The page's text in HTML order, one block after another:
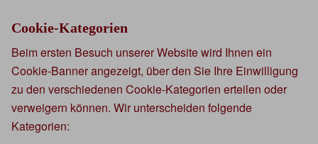
Cookie-Kategorien
Beim ersten Besuch unserer Website wird Ihnen ein
Cookie-Banner angezeigt, über den Sie Ihre Einwilligung
zu den verschiedenen Cookie-Kategorien erteilen oder
verweigern können. Wir unterscheiden folgende
Kategorien: